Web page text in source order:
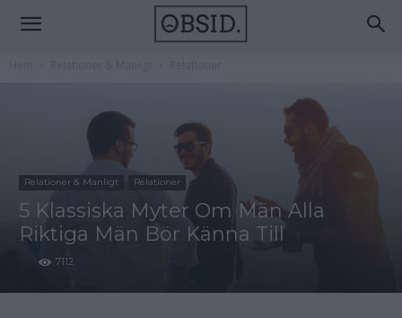
Relationer & Manligt Relationer
5 Klassiska Myter Om Män Alla
Riktiga Män Bör Känna Till
7112